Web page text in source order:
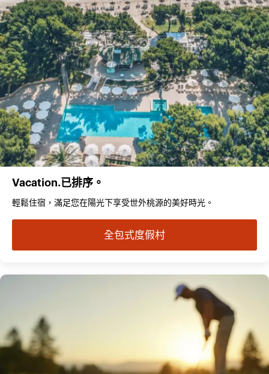
Vacation.已排序。
輕鬆住宿，滿足您在陽光下享受世外桃源的美好時光。
全包式度假村